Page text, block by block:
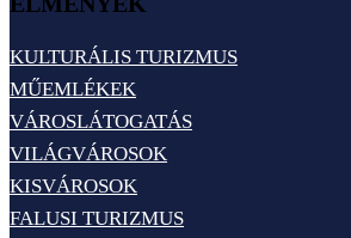
KULTURÁLIS TURIZMUS
MŰEMLÉKEK
VÁROSLÁTOGATÁS
VILÁGVÁROSOK
KISVÁROSOK
FALUSI TURIZMUS